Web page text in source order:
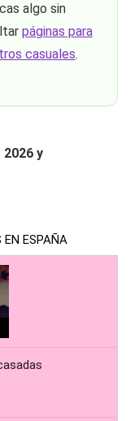
algo sin
páginas para
casuales.
y
EN ESPAÑA